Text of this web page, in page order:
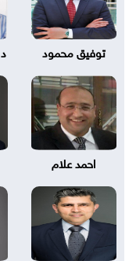
توفيق محمود
احمد علام